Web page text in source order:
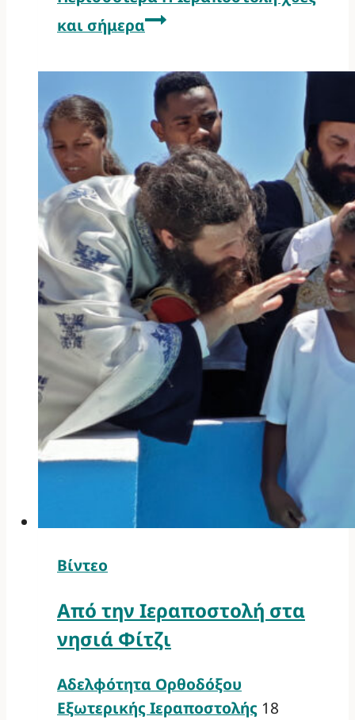
και σήμερα
Βίντεο
Από την Ιεραποστολή στα
νησιά Φίτζι
Αδελφότητα Ορθοδόξου
Εξωτερικής Ιεραποστολής 18